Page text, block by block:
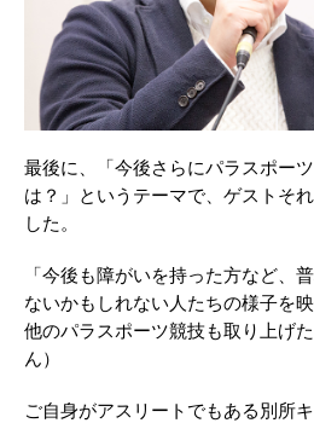
最後に、「今後さらにパラスポー
は？」というテーマで、ゲストそ
した。
「今後も障がいを持った方など、
ないかもしれない人たちの様子を
他のパラスポーツ競技も取り上げ
ん）
ご自身がアスリートでもある別所